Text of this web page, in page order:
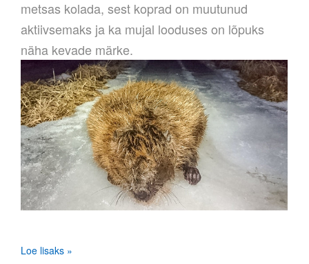
metsas kolada, sest koprad on muutunud
aktiivsemaks ja ka mujal looduses on lõpuks
näha kevade märke.
Loe lisaks »